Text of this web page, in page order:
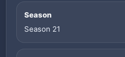
Season
Season 21